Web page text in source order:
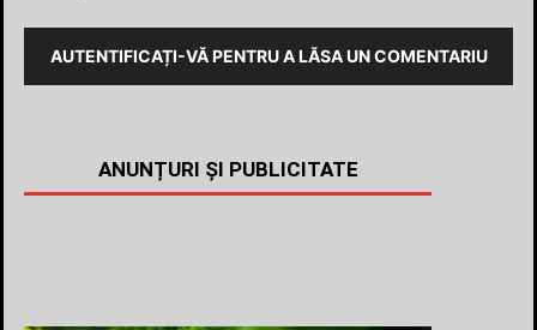
AUTENTIFICAȚI-VĂ PENTRU A LĂSA UN COMENTARIU
ANUNȚURI ȘI PUBLICITATE